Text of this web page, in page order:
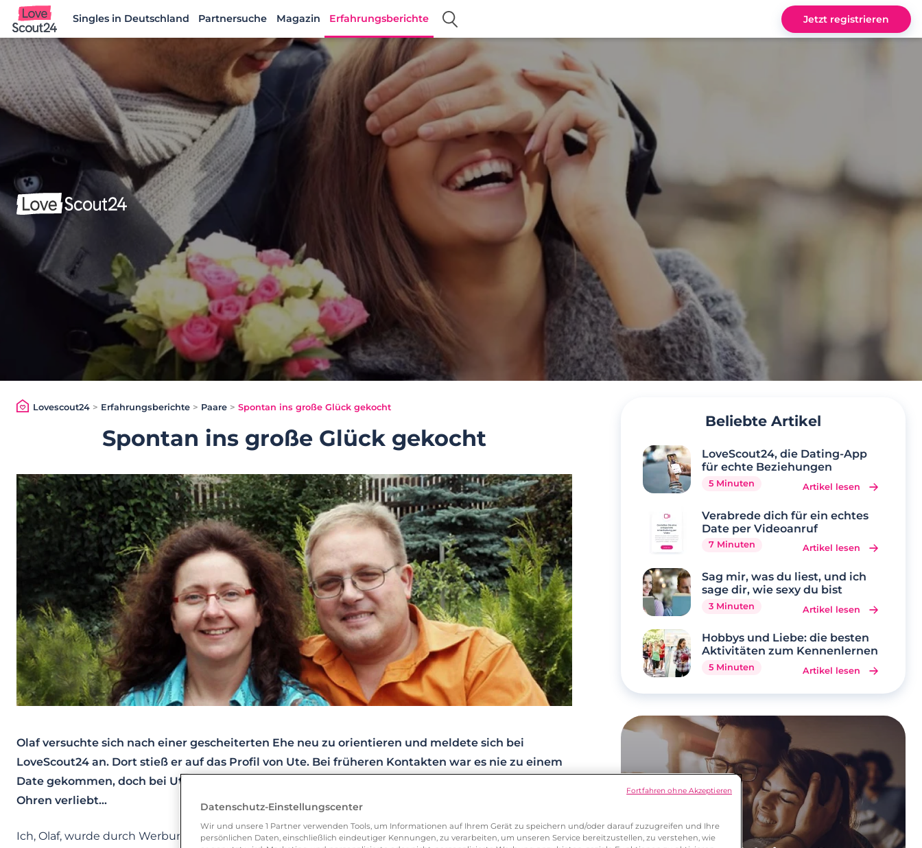
Lovescout24
Singles in Deutschland Partnersuche Magazin Erfahrungsberichte Jetzt registrieren
Lovescout24> Erfahrungsberichte > Paare > Spontan ins große Glück gekocht
Spontan ins große Glück gekocht
Olaf versuchte sich nach einer gescheiterten Ehe neu zu orientieren und meldete sich bei
LoveScout24 an. Dort stieß er auf das Profil von Ute. Bei früheren Kontakten war es nie zu einem
Date gekommen, doch bei Ute war alles ganz anders. Seit Mai sind die beiden nun bis über beide
Ohren verliebt…
Ich, Olaf, wurde durch Werbung und durchs Hörensagen auf LoveScout24 im Januar 2011
Beliebte Artikel
LoveScout24, die Dating-App
für echte Beziehungen
5 Minuten Artikel lesen
Verabrede dich für ein echtes
Date per Videoanruf
7 Minuten Artikel lesen
Sag mir, was du liest, und ich
sage dir, wie sexy du bist
3 Minuten Artikel lesen
Hobbys und Liebe: die besten
Aktivitäten zum Kennenlernen
5 Minuten Artikel lesen
Datenschutz-Einstellungscenter
Wir und unsere 1 Partner verwenden Tools, um Informationen auf Ihrem Gerät zu speichern und/oder darauf zuzugreifen und Ihre
persönlichen Daten, einschließlich eindeutiger Kennungen, zu verarbeiten, um unseren Service bereitzustellen, zu verstehen, wie
Fortfahren ohne Akzeptieren